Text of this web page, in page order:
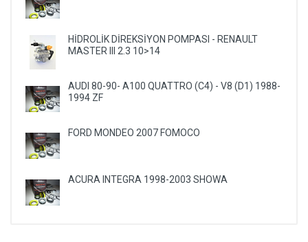
HİDROLİK DİREKSİYON POMPASI - RENAULT
MASTER III 2.3 10>14
AUDI 80-90- A100 QUATTRO (C4) - V8 (D1) 1988-
1994 ZF
FORD MONDEO 2007 FOMOCO
ACURA INTEGRA 1998-2003 SHOWA